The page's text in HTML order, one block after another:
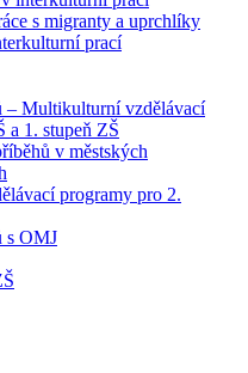
s migranty a uprchlíky
prací
– Multikulturní vzdělávací
a 1. stupeň ZŠ
v městských
programy pro 2.
s OMJ